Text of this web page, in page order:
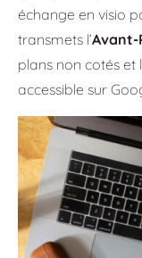
échange en visio
transmets l’Avant-
plans non cotés et
accessible sur